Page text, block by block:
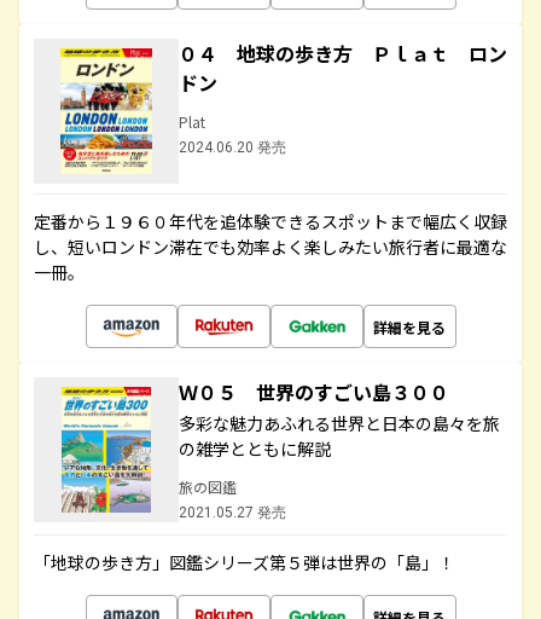
０４ 地球の歩き方 Ｐｌａｔ ロン
ドン
Plat
2024.06.20 発売
定番から１９６０年代を追体験できるスポットまで幅広く収録
し、短いロンドン滞在でも効率よく楽しみたい旅行者に最適な
一冊。
詳細を見る
Ｗ０５ 世界のすごい島３００
多彩な魅力あふれる世界と日本の島々を旅
の雑学とともに解説
旅の図鑑
2021.05.27 発売
「地球の歩き方」図鑑シリーズ第５弾は世界の「島」！